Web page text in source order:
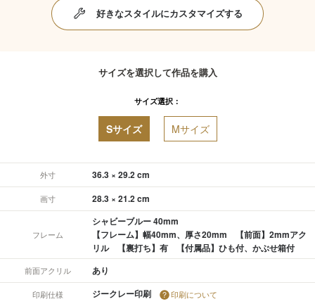
好きなスタイルにカスタマイズする
サイズを選択して作品を購入
サイズ選択：
Sサイズ Mサイズ
外寸 36.3 × 29.2 cm
画寸 28.3 × 21.2 cm
フレーム
シャビーブルー 40mm
【フレーム】幅40mm、厚さ20mm 【前面】2mmアク
リル 【裏打ち】有 【付属品】ひも付、かぶせ箱付
前面アクリル あり
印刷仕様 ジークレー印刷 印刷について